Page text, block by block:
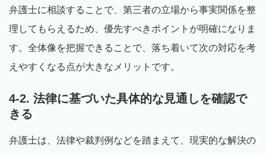
弁護士に相談することで、第三者の立場から事実関係を整
理してもらえるため、優先すべきポイントが明確になりま
す。全体像を把握できることで、落ち着いて次の対応を考
えやすくなる点が大きなメリットです。
4-2. 法律に基づいた具体的な見通しを確認で
きる
弁護士は、法律や裁判例などを踏まえて、現実的な解決の